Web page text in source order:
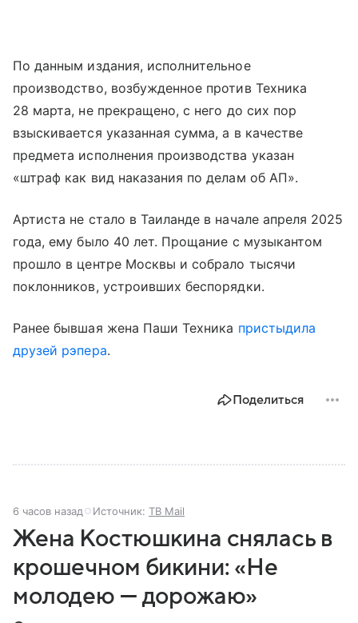
По данным издания, исполнительное
производство, возбужденное против Техника
28 марта, не прекращено, с него до сих пор
взыскивается указанная сумма, а в качестве
предмета исполнения производства указан
«штраф как вид наказания по делам об АП».
Артиста не стало в Таиланде в начале апреля 2025
года, ему было 40 лет. Прощание с музыкантом
прошло в центре Москвы и собрало тысячи
поклонников, устроивших беспорядки.
Ранее бывшая жена Паши Техника пристыдила
друзей рэпера.
Поделиться
6 часов назад Источник: ТВ Mail
Жена Костюшкина снялась в
крошечном бикини: «Не
молодею — дорожаю»